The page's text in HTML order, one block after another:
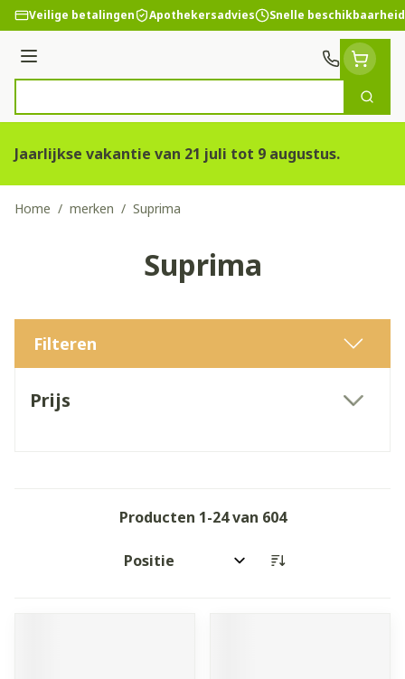
Ga naar de inhoud
Veilige betalingen Apothekersadvies Snelle beschikbaarheid
Menu
Zoek
Jaarlijkse vakantie van 21 juli tot 9 augustus.
Home / merken / Suprima
Suprima
Filteren
Prijs
Producten 1-24van 604
Sorteer op: